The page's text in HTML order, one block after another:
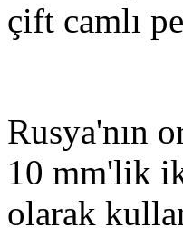
çift camlı
Rusya'nın
10 mm'lik
olarak